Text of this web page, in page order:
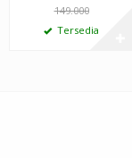
149.000
Tersedia